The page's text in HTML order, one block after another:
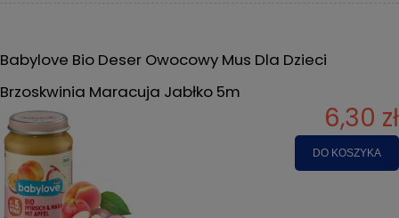
Babylove Bio Deser Owocowy Mus Dla Dzieci
Brzoskwinia Maracuja Jabłko 5m
6,30 zł
DO KOSZYKA